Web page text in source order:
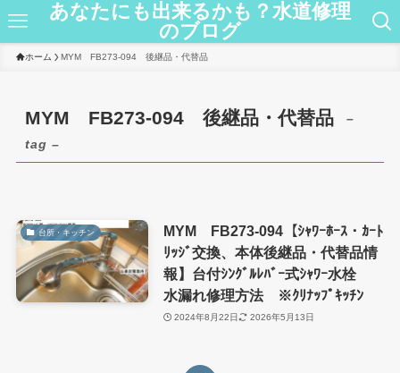
あなたにも出来るかも？水道修理
のブログ
ホーム MYM FB273-094 後継品・代替品
MYM FB273-094 後継品・代替品
–
tag –
台所・キッチン
MYM FB273-094【ｼｬﾜｰﾎｰｽ・ｶｰﾄ
ﾘｯｼﾞ交換、本体後継品・代替品情
報】台付ｼﾝｸﾞﾙﾚﾊﾞｰ式ｼｬﾜｰ水栓
水漏れ修理方法 ※ｸﾘﾅｯﾌﾟｷｯﾁﾝ
2024年8月22日 2026年5月13日